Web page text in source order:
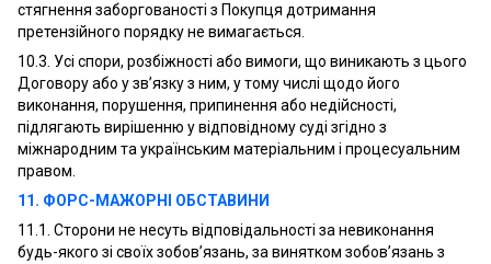
стягнення заборгованості з Покупця дотримання
претензійного порядку не вимагається.
10.3. Усі спори, розбіжності або вимоги, що виникають з цього
Договору або у зв’язку з ним, у тому числі щодо його
виконання, порушення, припинення або недійсності,
підлягають вирішенню у відповідному суді згідно з
міжнародним та українським матеріальним і процесуальним
правом.
11. ФОРС-МАЖОРНІ ОБСТАВИНИ
11.1. Сторони не несуть відповідальності за невиконання
будь-якого зі своїх зобов’язань, за винятком зобов’язань з